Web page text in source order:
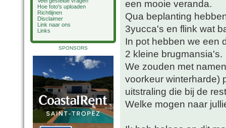
Hoe foto's uploaden
Richtlijnen
Disclaimer
Link naar ons
Links
SPONSORS
een mooie veranda.
Qua beplanting
3yucca's en flink wat
In pot hebben we een
2 kleine brugmansia's.
We zouden met
voorkeur winterharde)
uitstraling die bij de
Welke mogen naar